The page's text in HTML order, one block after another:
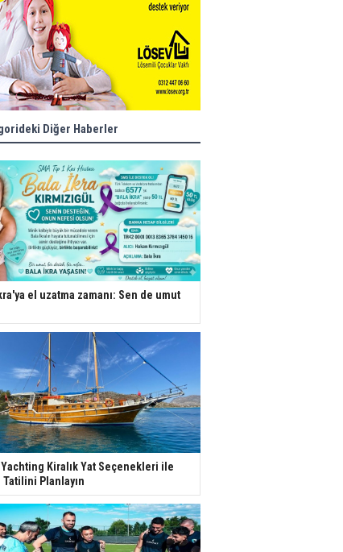
Diğer Haberler
el uzatma zamanı: Sen de umut
Kiralık Yat Seçenekleri ile
Tatilini Planlayın